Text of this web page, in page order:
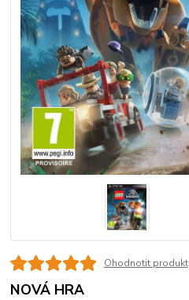
Ohodnotit produkt
NOVÁ HRA